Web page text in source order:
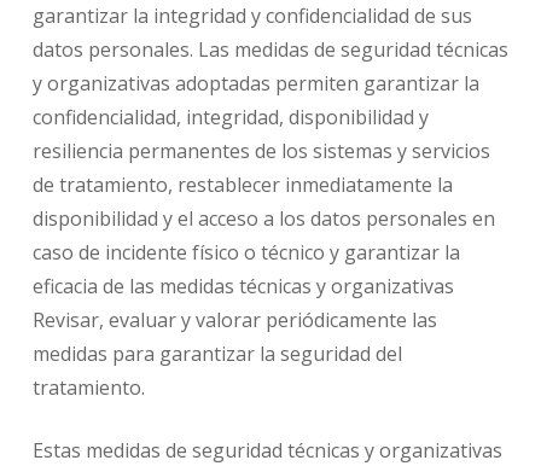
garantizar la integridad y confidencialidad de sus
datos personales. Las medidas de seguridad técnicas
y organizativas adoptadas permiten garantizar la
confidencialidad, integridad, disponibilidad y
resiliencia permanentes de los sistemas y servicios
de tratamiento, restablecer inmediatamente la
disponibilidad y el acceso a los datos personales en
caso de incidente físico o técnico y garantizar la
eficacia de las medidas técnicas y organizativas
Revisar, evaluar y valorar periódicamente las
medidas para garantizar la seguridad del
tratamiento.
Estas medidas de seguridad técnicas y organizativas